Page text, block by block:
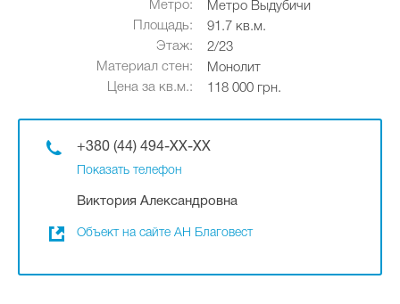
Метро:
Метро Выдубичи
Площадь:
91.7 кв.м.
Этаж:
2/23
Материал стен:
Монолит
Цена за кв.м.:
118 000 грн.
+380 (44) 494-XX-XX
Показать телефон
Виктория Александровна
Объект на сайте АН Благовест